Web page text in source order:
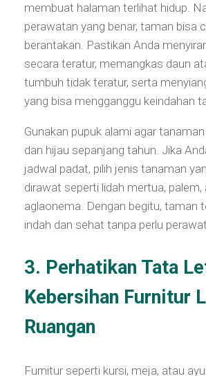
membuat halaman terlihat hidup.
perawatan yang benar, taman bisa
berantakan. Pastikan Anda
secara teratur, memangkas daun
tumbuh tidak teratur, serta
yang bisa mengganggu keindahan
Gunakan pupuk alami agar
dan hijau sepanjang tahun. Jika
jadwal padat, pilih jenis tanaman
dirawat seperti lidah mertua, palem,
aglaonema. Dengan begitu, taman
indah dan sehat tanpa perlu
3. Perhatikan Tata
Kebersihan Furnitur
Ruangan
Furnitur seperti kursi, meja, atau